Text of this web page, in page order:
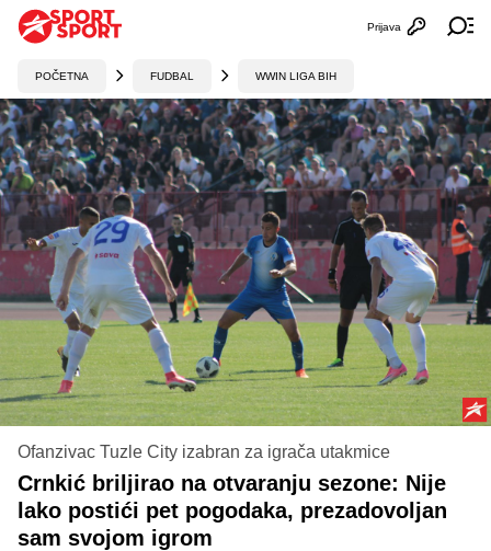
Otvori
Prijava
POČETNA FUDBAL WWIN LIGA BIH
Ofanzivac Tuzle City izabran za igrača utakmice
Crnkić briljirao na otvaranju sezone: Nije
lako postići pet pogodaka, prezadovoljan
sam svojom igrom